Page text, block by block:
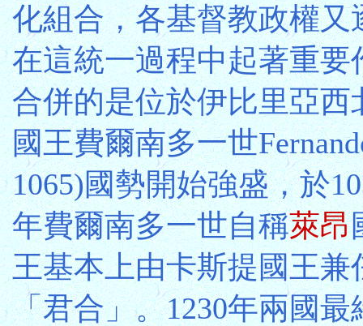
化組合，各基督教政權又
在這統一過程中起著重要
合併的是位於伊比里亞西
國王費爾南多一世
1065)國勢開始強盛，於
年費爾南多一世自稱萊昂
王基本上由卡斯提國王兼
「君合」。1230年兩國